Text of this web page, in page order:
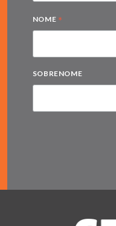
NOME *
SOBRENOME